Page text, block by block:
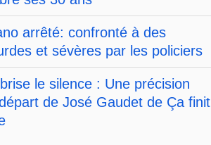
arrêté: confronté à des
et sévères par les policiers
le silence : Une précision
de José Gaudet de Ça finit